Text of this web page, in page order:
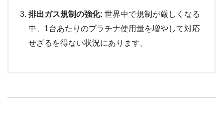
排出ガス規制の強化: 世界中で規制が厳しくなる
中、1台あたりのプラチナ使用量を増やして対応
せざるを得ない状況にあります。